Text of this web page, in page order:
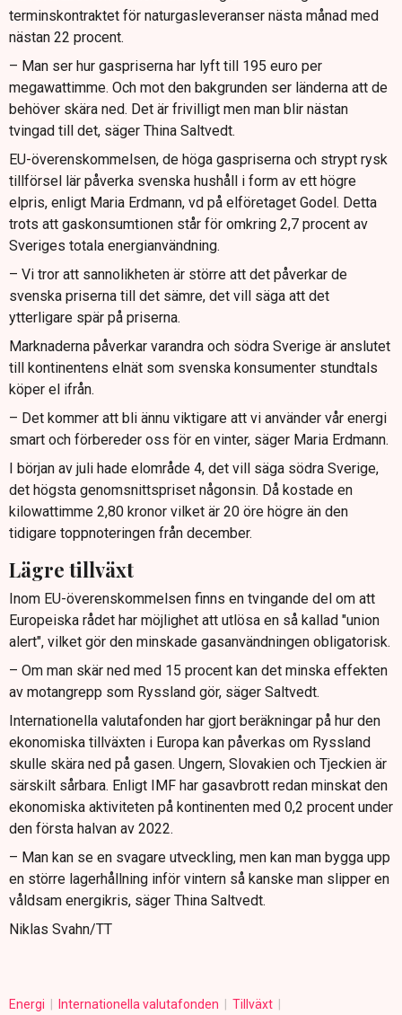
terminskontraktet för naturgasleveranser nästa månad med
nästan 22 procent.
– Man ser hur gaspriserna har lyft till 195 euro per
megawattimme. Och mot den bakgrunden ser länderna att de
behöver skära ned. Det är frivilligt men man blir nästan
tvingad till det, säger Thina Saltvedt.
EU-överenskommelsen, de höga gaspriserna och strypt rysk
tillförsel lär påverka svenska hushåll i form av ett högre
elpris, enligt Maria Erdmann, vd på elföretaget Godel. Detta
trots att gaskonsumtionen står för omkring 2,7 procent av
Sveriges totala energianvändning.
– Vi tror att sannolikheten är större att det påverkar de
svenska priserna till det sämre, det vill säga att det
ytterligare spär på priserna.
Marknaderna påverkar varandra och södra Sverige är anslutet
till kontinentens elnät som svenska konsumenter stundtals
köper el ifrån.
– Det kommer att bli ännu viktigare att vi använder vår energi
smart och förbereder oss för en vinter, säger Maria Erdmann.
I början av juli hade elområde 4, det vill säga södra Sverige,
det högsta genomsnittspriset någonsin. Då kostade en
kilowattimme 2,80 kronor vilket är 20 öre högre än den
tidigare toppnoteringen från december.
Lägre tillväxt
Inom EU-överenskommelsen finns en tvingande del om att
Europeiska rådet har möjlighet att utlösa en så kallad "union
alert", vilket gör den minskade gasanvändningen obligatorisk.
– Om man skär ned med 15 procent kan det minska effekten
av motangrepp som Ryssland gör, säger Saltvedt.
Internationella valutafonden har gjort beräkningar på hur den
ekonomiska tillväxten i Europa kan påverkas om Ryssland
skulle skära ned på gasen. Ungern, Slovakien och Tjeckien är
särskilt sårbara. Enligt IMF har gasavbrott redan minskat den
ekonomiska aktiviteten på kontinenten med 0,2 procent under
den första halvan av 2022.
– Man kan se en svagare utveckling, men kan man bygga upp
en större lagerhållning inför vintern så kanske man slipper en
våldsam energikris, säger Thina Saltvedt.
Niklas Svahn/TT
Energi Internationella valutafonden
Tillväxt